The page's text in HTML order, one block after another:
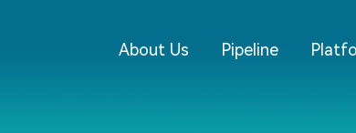
About Us Pipeline